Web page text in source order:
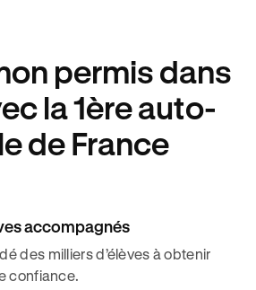
permis dans
la 1ère auto-
de France
accompagnés
des milliers d’élèves à obtenir
confiance.